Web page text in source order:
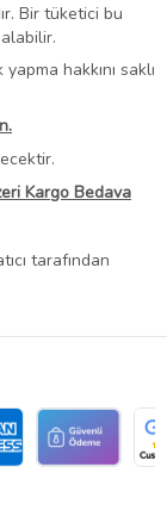
Bir tüketici bu
hakkını saklı
Kargo Bedava
tarafından